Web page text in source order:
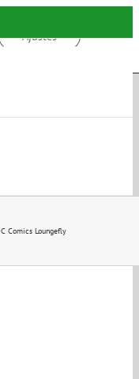
Comics Loungefly
Ajustes